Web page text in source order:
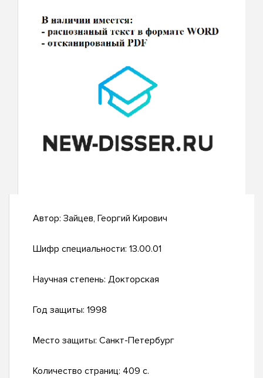
Автор: Зайцев, Георгий Кирович
Шифр специальности: 13.00.01
Научная степень: Докторская
Год защиты: 1998
Место защиты: Санкт-Петербург
Количество страниц: 409 с.